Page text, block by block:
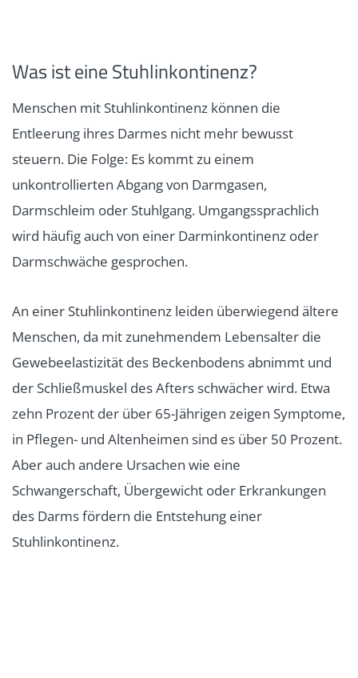
Was ist eine Stuhlinkontinenz?
Menschen mit Stuhlinkontinenz können die
Entleerung ihres Darmes nicht mehr bewusst
steuern. Die Folge: Es kommt zu einem
unkontrollierten Abgang von Darmgasen,
Darmschleim oder Stuhlgang. Umgangssprachlich
wird häufig auch von einer Darminkontinenz oder
Darmschwäche gesprochen.
An einer Stuhlinkontinenz leiden überwiegend ältere
Menschen, da mit zunehmendem Lebensalter die
Gewebeelastizität des Beckenbodens abnimmt und
der Schließmuskel des Afters schwächer wird. Etwa
zehn Prozent der über 65-Jährigen zeigen Symptome,
in Pflegen- und Altenheimen sind es über 50 Prozent.
Aber auch andere Ursachen wie eine
Schwangerschaft, Übergewicht oder Erkrankungen
des Darms fördern die Entstehung einer
Stuhlinkontinenz.